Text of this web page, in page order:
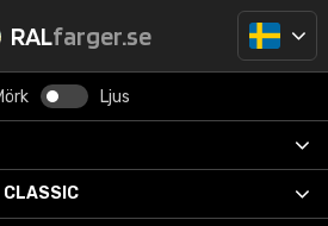
RALfarger.se
Ljus
CLASSIC